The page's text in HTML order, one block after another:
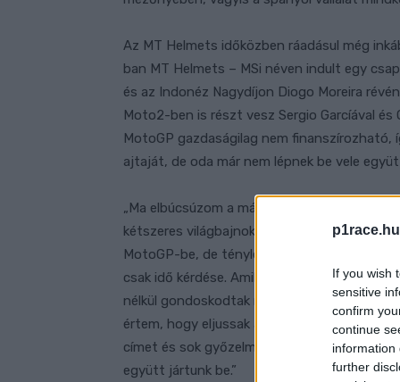
If you wish
sensitive
confirm
continue
information
further
Az MT Helmets időközben ráadásul még
ban MT Helmets – MSi néven indult egy
és az Indonéz Nagydíjon Diogo Moreira
Moto2-ben is részt vesz Sergio Garcíával
MotoGP gazdaságilag nem
ajtaját, de oda már nem lépnek be vele
„Ma elbúcsúzom a márkától, amely
kétszeres világbajnok a közösségi oldalaira.
MotoGP-be, de tényleg hiszem, hogy ez a
csak idő kérdése. Amikor a FIM CEV-ben
nélkül gondoskodtak mindenről, amire
értem, hogy eljussak a világbajnokságra, és
címet és sok győzelmet szerzett. Nagyon
együtt jártunk be.”